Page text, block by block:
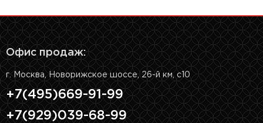
Офис продаж:
г. Москва, Новорижское шоссе, 26-й км, с10
+7(495)669-91-99
+7(929)039-68-99